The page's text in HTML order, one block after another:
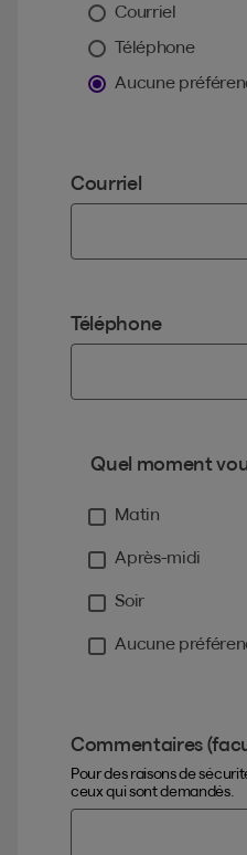
Courriel
Téléphone
Aucune
Courriel
Téléphone
Quel moment
Matin
Après-midi
Soir
Aucune
Commentaires
Pour des raisons de
ceux qui sont demandés.